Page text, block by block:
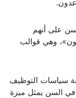
على أنهم
وهي قوالب
سياسات التوظيف
في السن يمثل ميزة